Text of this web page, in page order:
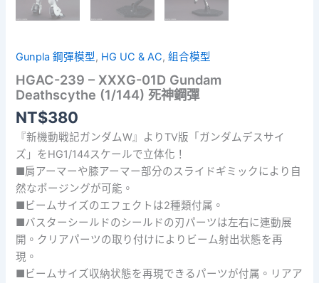
Gunpla 鋼彈模型, HG UC & AC,組合模型
HGAC-239 – XXXG-01D Gundam
Deathscythe (1/144) 死神鋼彈
NT$380
『新機動戦記ガンダムW』よりTV版「ガンダムデスサイ
ズ」をHG1/144スケールで立体化！
■肩アーマーや膝アーマー部分のスライドギミックにより自
然なポージングが可能。
■ビームサイズのエフェクトは2種類付属。
■バスターシールドのシールドの刃パーツは左右に連動展
開。クリアパーツの取り付けによりビーム射出状態を再
現。
■ビームサイズ収納状態を再現できるパーツが付属。リアア